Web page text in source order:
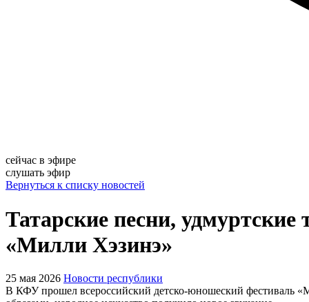
сейчас в эфире
слушать эфир
Вернуться к списку новостей
Татарские песни,
«Милли Хэзинэ»
25 мая 2026 Новости республики
В КФУ прошел всероссийский детско-юношеский фестиваль